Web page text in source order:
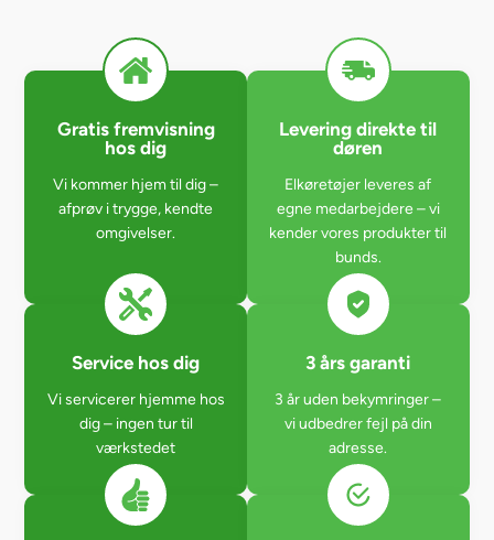
Gratis fremvisning
hos dig
Vi kommer hjem til dig –
afprøv i trygge, kendte
omgivelser.
Levering direkte til
døren
Elkøretøjer leveres af
egne medarbejdere – vi
kender vores produkter til
bunds.
Service hos dig
Vi servicerer hjemme hos
dig – ingen tur til
værkstedet
3 års garanti
3 år uden bekymringer –
vi udbedrer fejl på din
adresse.